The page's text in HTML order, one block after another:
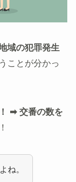
域の犯罪発生
ことが分かっ
➡ 交番の数を
ね。